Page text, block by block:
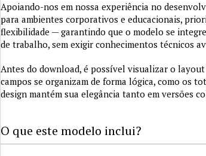
Apoiando-nos em nossa experiência no
para ambientes corporativos e educacionais,
flexibilidade — garantindo que o modelo se
de trabalho, sem exigir conhecimentos técnicos
Antes do download, é possível visualizar o
campos se organizam de forma lógica, como os
design mantém sua elegância tanto em versões
O que este modelo inclui?